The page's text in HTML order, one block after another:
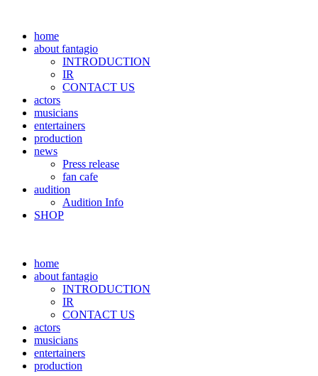
home
about fantagio
INTRODUCTION
IR
CONTACT US
actors
musicians
entertainers
production
news
Press release
fan cafe
audition
Audition Info
SHOP
home
about fantagio
INTRODUCTION
IR
CONTACT US
actors
musicians
entertainers
production